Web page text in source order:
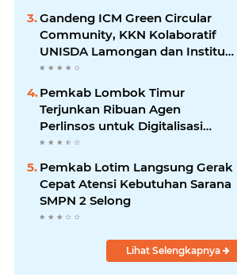
Gandeng ICM Green Circular
Community, KKN Kolaboratif
UNISDA Lamongan dan Institut
Elkatarie Edukasi Warga
Sembalun Ubah Sampah Jadi
Energi Terbarukan
Pemkab Lombok Timur
Terjunkan Ribuan Agen
Perlinsos untuk Digitalisasi
Bantuan
Pemkab Lotim Langsung Gerak
Cepat Atensi Kebutuhan Sarana
SMPN 2 Selong
Lihat Selengkapnya